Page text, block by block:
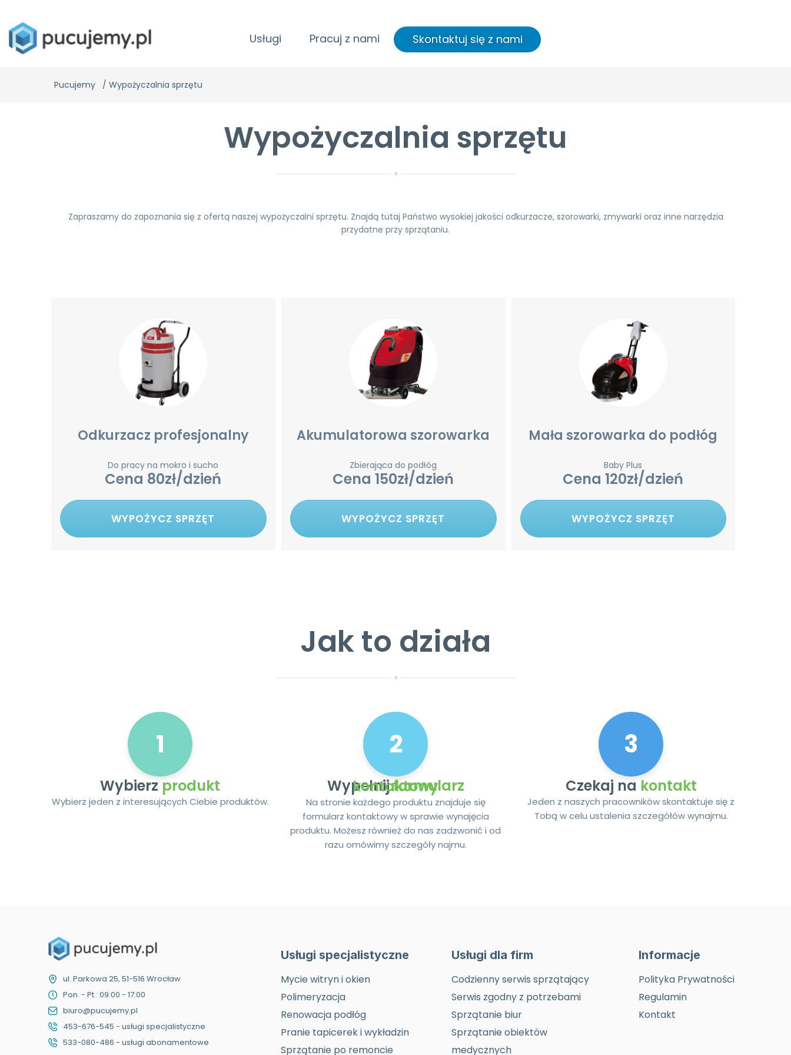
Usługi Pracuj z nami Skontaktuj się z nami
Pucujemy / Wypożyczalnia sprzętu
Wypożyczalnia sprzętu
Zapraszamy do zapoznania się z ofertą naszej wypożyczalni sprzętu. Znajdą tutaj Państwo wysokiej jakości odkurzacze, szorowarki, zmywarki oraz inne narzędzia
przydatne przy sprzątaniu.
Odkurzacz profesjonalny
Do pracy na mokro i sucho
Cena 80zł/dzień
WYPOŻYCZ SPRZĘT
Akumulatorowa szorowarka
Zbierająca do podłóg
Cena 150zł/dzień
WYPOŻYCZ SPRZĘT
Mała szorowarka do podłóg
Baby Plus
Cena 120zł/dzień
WYPOŻYCZ SPRZĘT
Jak to działa
1
Wybierz produkt
Wybierz jeden z interesujących Ciebie produktów.
2
Wypełnij
formularz kontaktowy
Na stronie każdego produktu znajduje się
formularz kontaktowy w sprawie wynajęcia
produktu. Możesz również do nas zadzwonić i od
razu omówimy szczegóły najmu.
3
Czekaj na kontakt
Jeden z naszych pracowników skontaktuje się z
Tobą w celu ustalenia szczegółów wynajmu.
ul. Parkowa 25, 51-516 Wrocław
Pon. - Pt.: 09:00 - 17:00
biuro@pucujemy.pl
453-676-545 - usługi specjalistyczne
533-080-486 - usługi abonamentowe
Usługi specjalistyczne
Mycie witryn i okien
Polimeryzacja
Renowacja podłóg
Pranie tapicerek i wykładzin
Sprzątanie po remoncie
Usługi dla firm
Codzienny serwis sprzątający
Serwis zgodny z potrzebami
Sprzątanie biur
Sprzątanie obiektów
medycznych
Informacje
Polityka Prywatności
Regulamin
Kontakt